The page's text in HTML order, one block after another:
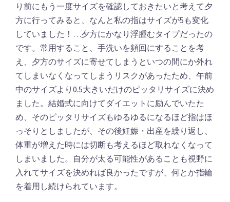
り前にもう一度サイズを確認しておきたいと考えて夕
方に行ってみると、なんと私の指はサイズが5も変化
していました！…夕方にかなり浮腫むタイプだったの
です。常用すること、手洗いを頻回にすることを考
え、夕方のサイズに寄せてしまうといつの間にか外れ
てしまいなくなってしまうリスクがあったため、午前
中のサイズより0.5大きいだけのピッタリサイズに決め
ました。結婚式に向けてダイエットに励んでいたた
め、そのピッタリサイズもゆるゆるになるほど指はほ
っそりとしましたが、その後妊娠・出産を繰り返し、
体重が増えた時には切断も考えるほど取れなくなって
しまいました。自分が太る可能性があることも視野に
入れてサイズを決めれば良かったですが、何とか指輪
を着用し続けられています。